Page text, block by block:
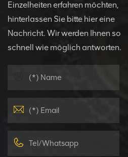
Einzelheiten erfahren möchten,
hinterlassen Sie bitte hier eine
Nachricht. Wir werden Ihnen so
schnell wie möglich antworten.